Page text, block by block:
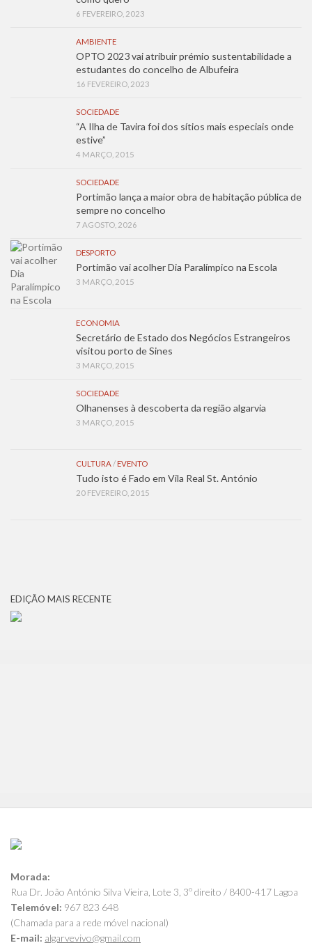
6 FEVEREIRO, 2023
AMBIENTE
OPTO 2023 vai atribuir prémio sustentabilidade a
estudantes do concelho de Albufeira
16 FEVEREIRO, 2023
SOCIEDADE
“A Ilha de Tavira foi dos sítios mais especiais onde
estive”
4 MARÇO, 2015
SOCIEDADE
Portimão lança a maior obra de habitação pública de
sempre no concelho
7 AGOSTO, 2026
DESPORTO
Portimão vai acolher Dia Paralímpico na Escola
3 MARÇO, 2015
ECONOMIA
Secretário de Estado dos Negócios Estrangeiros
visitou porto de Sines
3 MARÇO, 2015
SOCIEDADE
Olhanenses à descoberta da região algarvia
3 MARÇO, 2015
CULTURA / EVENTO
Tudo isto é Fado em Vila Real St. António
20 FEVEREIRO, 2015
EDIÇÃO MAIS RECENTE
Morada:
Rua Dr. João António Silva Vieira, Lote 3, 3º direito / 8400-417 Lagoa
Telemóvel: 967 823 648
(Chamada para a rede móvel nacional)
E-mail: algarvevivo@gmail.com